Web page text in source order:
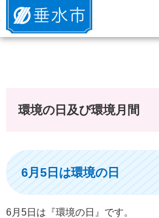
垂水市
環境の日及び環境月間
6月5日は環境の日
6月5日は『環境の日』です。